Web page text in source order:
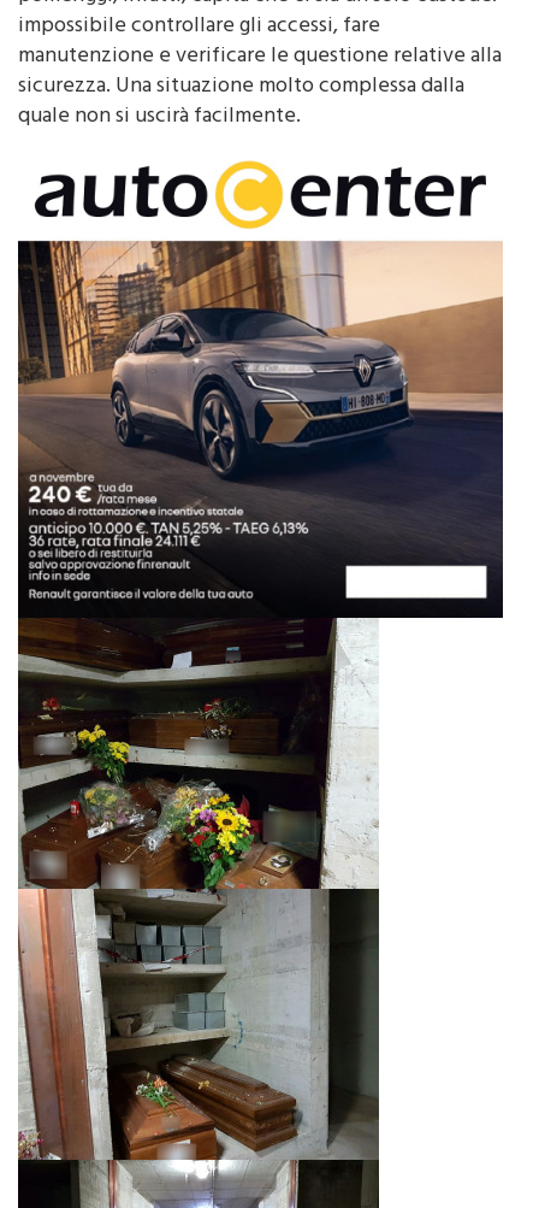
impossibile controllare gli accessi, fare
manutenzione e verificare le questione relative alla
sicurezza. Una situazione molto complessa dalla
quale non si uscirà facilmente.